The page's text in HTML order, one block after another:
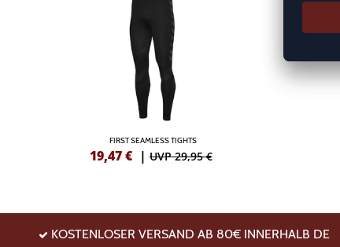
FIRST SEAMLESS TIGHTS
19,47€ |UVP 29,95 €
KOSTENLOSER VERSAND AB 80€ INNERHALB DE